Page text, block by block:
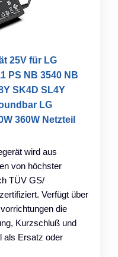
25V für LG
PS NB 3540 NB
SK4D SL4Y
LG
360W Netzteil
wird aus
von höchster
TÜV GS/
Verfügt über
die
Kurzschluß und
als Ersatz oder